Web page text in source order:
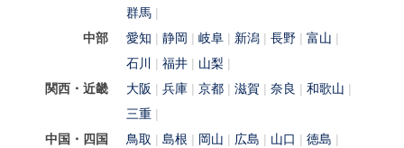
群馬
中部
愛知 静岡 岐阜 新潟 長野
富山
石川
福井
山梨
関西・近畿
大阪 兵庫 京都 滋賀 奈良
和歌山
三重
中国・四国
鳥取 島根 岡山 広島 山口
徳島